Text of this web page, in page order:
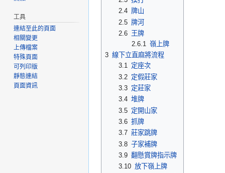
2.4 牌山
2.5 牌河
2.6
王牌
2.6.1 嶺上牌
3 線下立直麻將流程
3.1 定座次
3.2 定假莊家
3.3 定莊家
3.4 堆牌
3.5 定開山家
3.6 抓牌
3.7 莊家跳牌
3.8 子家補牌
3.9 翻懸賞牌指示牌
3.10 放下嶺上牌
工具
連結至此的頁面
相關變更
上傳檔案
特殊頁面
可列印版
靜態連結
頁面資訊